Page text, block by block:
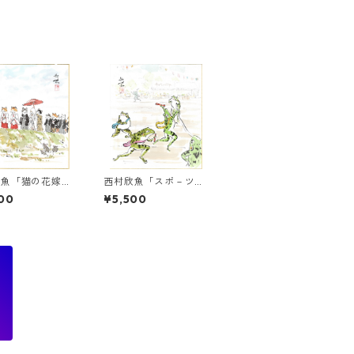
「猫の花嫁行
絵
西村欣魚「スポ－ツの
秋カエル（運動会）」
色紙絵
¥5,500